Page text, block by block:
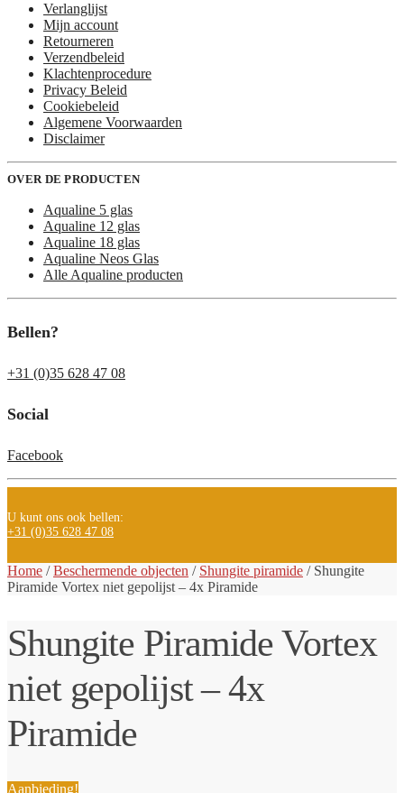
Verlanglijst
Mijn account
Retourneren
Verzendbeleid
Klachtenprocedure
Privacy Beleid
Cookiebeleid
Algemene Voorwaarden
Disclaimer
OVER DE PRODUCTEN
Aqualine 5 glas
Aqualine 12 glas
Aqualine 18 glas
Aqualine Neos Glas
Alle Aqualine producten
Bellen?
+31 (0)35 628 47 08
Social
Facebook
U kunt ons ook bellen:
+31 (0)35 628 47 08
Home /Beschermende objecten / Shungite piramide / Shungite
Piramide Vortex niet gepolijst – 4x Piramide
Shungite Piramide Vortex
niet gepolijst – 4x
Piramide
Aanbieding!